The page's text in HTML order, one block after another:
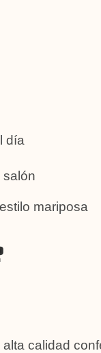
día
salón
calidad